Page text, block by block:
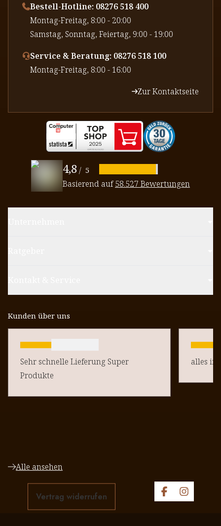
Bestell-Hotline: 08276 518 400
⁠Montag-Freitag, 8:00 - 20:00
⁠Samstag, Sonntag, Feiertag, 9:00 - 19:00
Service & Beratung: 08276 518 100
⁠Montag-Freitag, 8:00 - 16:00
Zur Kontaktseite
4,8/ 5
Basierend auf58.527 Bewertungen
Kunden über uns
Sehr schnelle Lieferung Super
Produkte
alles in
Alle ansehen
Vertrag widerrufen